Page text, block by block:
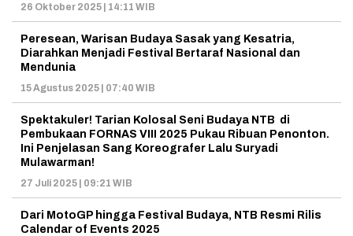
26 Oktober 2025 | 14:11 WIB
Peresean, Warisan Budaya Sasak yang Kesatria,
Diarahkan Menjadi Festival Bertaraf Nasional dan
Mendunia
15 Agustus 2025 | 07:40 WIB
Spektakuler! Tarian Kolosal Seni Budaya NTB di
Pembukaan FORNAS VIII 2025 Pukau Ribuan Penonton.
Ini Penjelasan Sang Koreografer Lalu Suryadi
Mulawarman!
27 Juli 2025 | 09:21 WIB
Dari MotoGP hingga Festival Budaya, NTB Resmi Rilis
Calendar of Events 2025